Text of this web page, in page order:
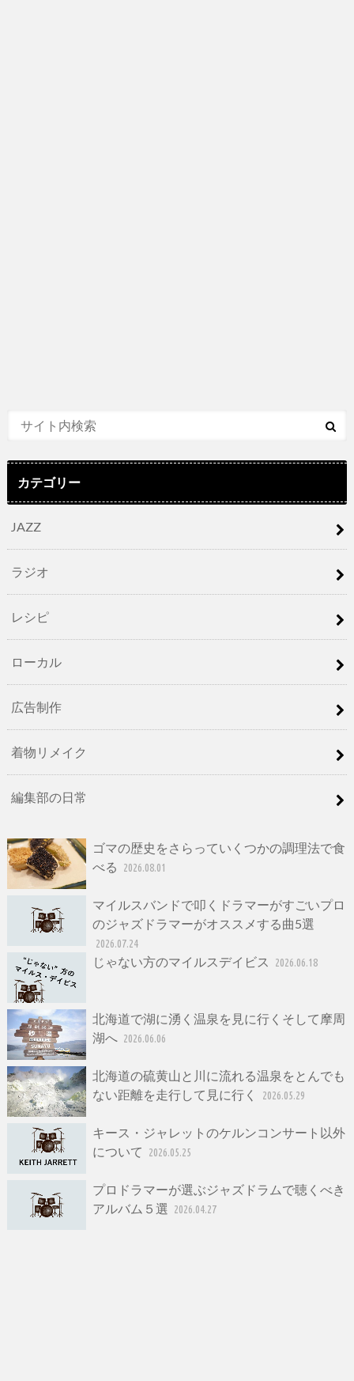
カテゴリー
JAZZ
ラジオ
レシピ
ローカル
広告制作
着物リメイク
編集部の日常
ゴマの歴史をさらっていくつかの調理法で食
べる
2026.08.01
マイルスバンドで叩くドラマーがすごいプロ
のジャズドラマーがオススメする曲5選
2026.07.24
じゃない方のマイルスデイビス 2026.06.18
北海道で湖に湧く温泉を見に行くそして摩周
湖へ 2026.06.06
北海道の硫黄山と川に流れる温泉をとんでも
ない距離を走行して見に行く
2026.05.29
キース・ジャレットのケルンコンサート以外
について
2026.05.25
プロドラマーが選ぶジャズドラムで聴くべき
アルバム５選 2026.04.27